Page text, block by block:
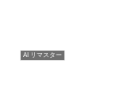
AI リマスター